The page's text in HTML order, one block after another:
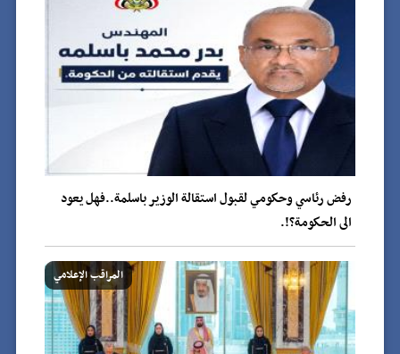
رفض رئاسي وحكومي لقبول استقالة الوزير باسلمة..فهل يعود
الى الحكومة؟!.
المراقب الإعلامي